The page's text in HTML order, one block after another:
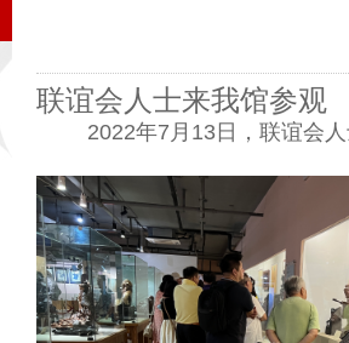
联谊会人士来我馆参观
2022年7月13日，联谊会